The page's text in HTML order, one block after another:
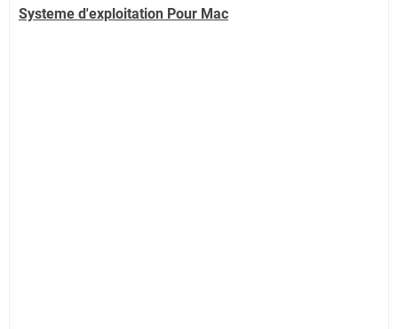
Systeme d'exploitation Pour Mac